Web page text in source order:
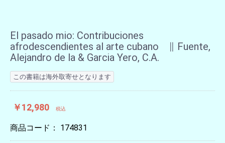
El pasado mio: Contribuciones
afrodescendientes al arte cubano ∥ Fuente,
Alejandro de la & Garcia Yero, C.A.
この書籍は海外取寄せとなります
￥12,980 税込
商品コード： 174831